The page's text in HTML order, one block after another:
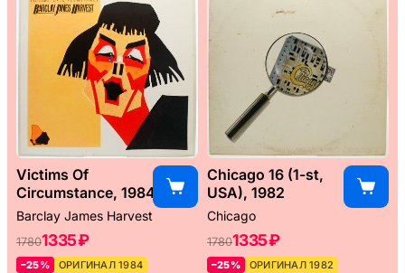
Victims Of
Circumstance, 1984
Barclay James Harvest
17801335 ₽
–25%
ОРИГИНАЛ 1984
Chicago 16 (1-st,
USA), 1982
Chicago
17801335 ₽
–25% ОРИГИНАЛ 1982